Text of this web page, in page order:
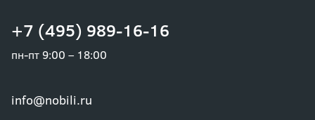
+7 (495) 989-16-16
пн-пт 9:00 – 18:00
info@nobili.ru